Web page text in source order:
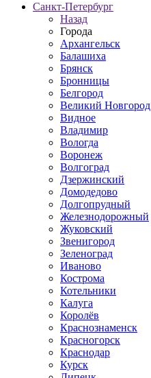
Санкт-Петербург
Назад
Города
Архангельск
Балашиха
Брянск
Бронницы
Белгород
Великий Новгород
Видное
Владимир
Вологда
Воронеж
Волгоград
Дзержинский
Домодедово
Долгопрудный
Железнодорожный
Жуковский
Звенигород
Зеленоград
Иваново
Кострома
Котельники
Калуга
Королёв
Краснознаменск
Красногорск
Краснодар
Курск